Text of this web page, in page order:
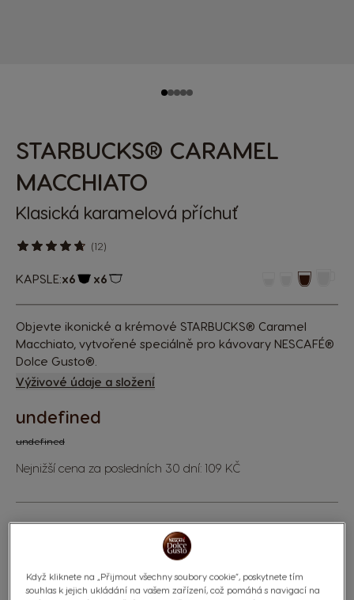
STARBUCKS® CARAMEL
MACCHIATO
Klasická karamelová příchuť
(12)
KAPSLE:x6 x6
Objevte ikonické a krémové STARBUCKS® Caramel
Macchiato, vytvořené speciálně pro kávovary NESCAFÉ®
Dolce Gusto®.
Výživové údaje a složení
undefined
undefined
Nejnižší cena za posledních 30 dní: 109 KČ
SEZNAM PŘÁNÍ
Oblíbené
Když kliknete na „Přijmout všechny soubory cookie“, poskytnete tím
souhlas k jejich ukládání na vašem zařízení, což pomáhá s navigací na